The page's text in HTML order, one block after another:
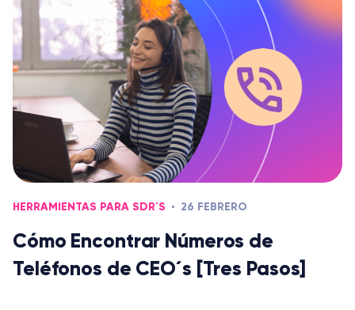
HERRAMIENTAS PARA SDR´S 26 FEBRERO
Cómo Encontrar Números de
Teléfonos de CEO´s [Tres Pasos]